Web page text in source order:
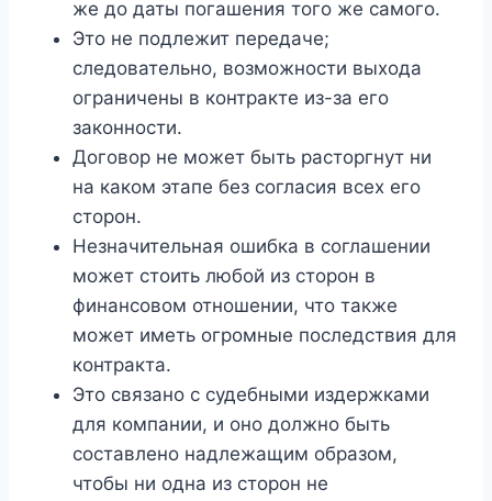
же до даты погашения того же самого.
Это не подлежит передаче;
следовательно, возможности выхода
ограничены в контракте из-за его
законности.
Договор не может быть расторгнут ни
на каком этапе без согласия всех его
сторон.
Незначительная ошибка в соглашении
может стоить любой из сторон в
финансовом отношении, что также
может иметь огромные последствия для
контракта.
Это связано с судебными издержками
для компании, и оно должно быть
составлено надлежащим образом,
чтобы ни одна из сторон не